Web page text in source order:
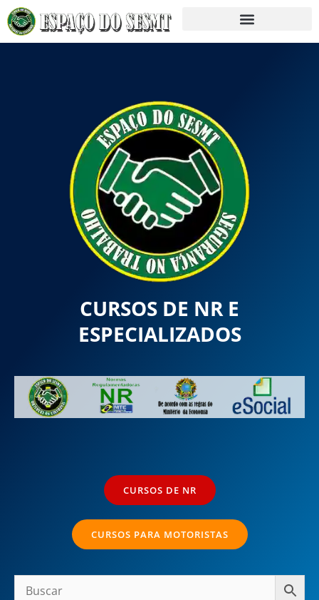
CURSOS DE NR E
ESPECIALIZADOS
CURSOS DE NR
CURSOS PARA MOTORISTAS